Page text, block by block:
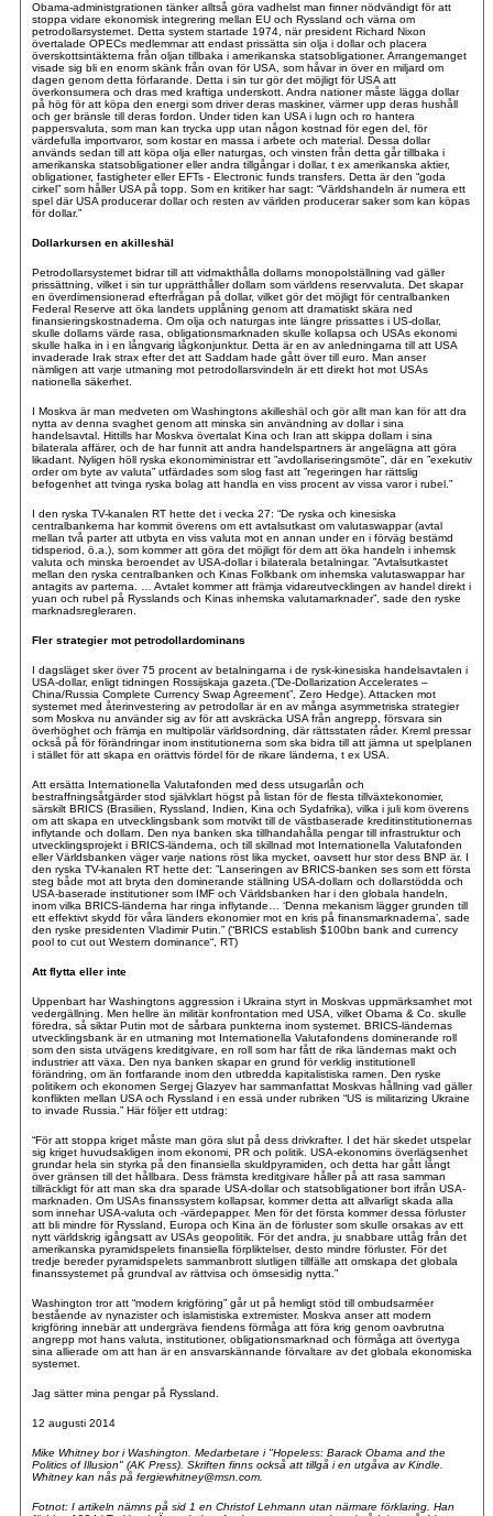
Obama-administgrationen tänker alltså göra vadhelst man finner nödvändigt för att
stoppa vidare ekonomisk integrering mellan EU och Ryssland och värna om
petrodollarsystemet. Detta system startade 1974, när president Richard Nixon
övertalade OPECs medlemmar att endast prissätta sin olja i dollar och placera
överskottsintäkterna från oljan tillbaka i amerikanska statsobligationer. Arrangemanget
visade sig bli en enorm skänk från ovan för USA, som håvar in över en miljard om
dagen genom detta förfarande. Detta i sin tur gör det möjligt för USA att
överkonsumera och dras med kraftiga underskott. Andra nationer måste lägga dollar
på hög för att köpa den energi som driver deras maskiner, värmer upp deras hushåll
och ger bränsle till deras fordon. Under tiden kan USA i lugn och ro hantera
pappersvaluta, som man kan trycka upp utan någon kostnad för egen del, för
värdefulla importvaror, som kostar en massa i arbete och material. Dessa dollar
används sedan till att köpa olja eller naturgas, och vinsten från detta går tillbaka i
amerikanska statsobligationer eller andra tillgångar i dollar, t ex amerikanska aktier,
obligationer, fastigheter eller EFTs - Electronic funds transfers. Detta är den “goda
cirkel” som håller USA på topp. Som en kritiker har sagt: “Världshandeln är numera ett
spel där USA producerar dollar och resten av världen producerar saker som kan köpas
för dollar.”
Dollarkursen en akilleshäl
Petrodollarsystemet bidrar till att vidmakthålla dollarns monopolställning vad gäller
prissättning, vilket i sin tur upprätthåller dollarn som världens reservvaluta. Det skapar
en överdimensionerad efterfrågan på dollar, vilket gör det möjligt för centralbanken
Federal Reserve att öka landets upplåning genom att dramatiskt skära ned
finansieringskostnaderna. Om olja och naturgas inte längre prissattes i US-dollar,
skulle dollarns värde rasa, obligationsmarknaden skulle kollapsa och USAs ekonomi
skulle halka in i en långvarig lågkonjunktur. Detta är en av anledningarna till att USA
invaderade Irak strax efter det att Saddam hade gått över till euro. Man anser
nämligen att varje utmaning mot petrodollarsvindeln är ett direkt hot mot USAs
nationella säkerhet.
I Moskva är man medveten om Washingtons akilleshäl och gör allt man kan för att dra
nytta av denna svaghet genom att minska sin användning av dollar i sina
handelsavtal. Hittills har Moskva övertalat Kina och Iran att skippa dollarn i sina
bilaterala affärer, och de har funnit att andra handelspartners är angelägna att göra
likadant. Nyligen höll ryska ekonomiministrar ett ”avdollariseringsmöte”, där en ”exekutiv
order om byte av valuta” utfärdades som slog fast att ”regeringen har rättslig
befogenhet att tvinga ryska bolag att handla en viss procent av vissa varor i rubel.”
I den ryska TV-kanalen RT hette det i vecka 27: “De ryska och kinesiska
centralbankerna har kommit överens om ett avtalsutkast om valutaswappar (avtal
mellan två parter att utbyta en viss valuta mot en annan under en i förväg bestämd
tidsperiod, ö.a.), som kommer att göra det möjligt för dem att öka handeln i inhemsk
valuta och minska beroendet av USA-dollar i bilaterala betalningar. ”Avtalsutkastet
mellan den ryska centralbanken och Kinas Folkbank om inhemska valutaswappar har
antagits av parterna. … Avtalet kommer att främja vidareutvecklingen av handel direkt i
yuan och rubel på Rysslands och Kinas inhemska valutamarknader”, sade den ryske
marknadsregleraren.
Fler strategier mot petrodollardominans
I dagsläget sker över 75 procent av betalningarna i de rysk-kinesiska handelsavtalen i
USA-dollar, enligt tidningen Rossijskaja gazeta.(”De-Dollarization Accelerates –
China/Russia Complete Currency Swap Agreement”, Zero Hedge). Attacken mot
systemet med återinvestering av petrodollar är en av många asymmetriska strategier
som Moskva nu använder sig av för att avskräcka USA från angrepp, försvara sin
överhöghet och främja en multipolär världsordning, där rättsstaten råder. Kreml pressar
också på för förändringar inom institutionerna som ska bidra till att jämna ut spelplanen
i stället för att skapa en orättvis fördel för de rikare länderna, t ex USA.
Att ersätta Internationella Valutafonden med dess utsugarlån och
bestraffningsåtgärder stod självklart högst på listan för de flesta tillväxtekonomier,
särskilt BRICS (Brasilien, Ryssland, Indien, Kina och Sydafrika), vilka i juli kom överens
om att skapa en utvecklingsbank som motvikt till de västbaserade kreditinstitutionernas
inflytande och dollarn. Den nya banken ska tillhandahålla pengar till infrastruktur och
utvecklingsprojekt i BRICS-länderna, och till skillnad mot Internationella Valutafonden
eller Världsbanken väger varje nations röst lika mycket, oavsett hur stor dess BNP är. I
den ryska TV-kanalen RT hette det: ”Lanseringen av BRICS-banken ses som ett första
steg både mot att bryta den dominerande ställning USA-dollarn och dollarstödda och
USA-baserade institutioner som IMF och Världsbanken har i den globala handeln,
inom vilka BRICS-länderna har ringa inflytande… ‘Denna mekanism lägger grunden till
ett effektivt skydd för våra länders ekonomier mot en kris på finansmarknaderna’, sade
den ryske presidenten Vladimir Putin.” (“BRICS establish $100bn bank and currency
pool to cut out Western dominance“, RT)
Att flytta eller inte
Uppenbart har Washingtons aggression i Ukraina styrt in Moskvas uppmärksamhet mot
vedergällning. Men hellre än militär konfrontation med USA, vilket Obama & Co. skulle
föredra, så siktar Putin mot de sårbara punkterna inom systemet. BRICS-ländernas
utvecklingsbank är en utmaning mot Internationella Valutafondens dominerande roll
som den sista utvägens kreditgivare, en roll som har fått de rika ländernas makt och
industrier att växa. Den nya banken skapar en grund för verklig institutionell
förändring, om än fortfarande inom den utbredda kapitalistiska ramen. Den ryske
politikern och ekonomen Sergej Glazyev har sammanfattat Moskvas hållning vad gäller
konflikten mellan USA och Ryssland i en essä under rubriken “US is militarizing Ukraine
to invade Russia.” Här följer ett utdrag:
“För att stoppa kriget måste man göra slut på dess drivkrafter. I det här skedet utspelar
sig kriget huvudsakligen inom ekonomi, PR och politik. USA-ekonomins överlägsenhet
grundar hela sin styrka på den finansiella skuldpyramiden, och detta har gått långt
över gränsen till det hållbara. Dess främsta kreditgivare håller på att rasa samman
tillräckligt för att man ska dra sparade USA-dollar och statsobligationer bort ifrån USA-
marknaden. Om USAs finanssystem kollapsar, kommer detta att allvarligt skada alla
som innehar USA-valuta och -värdepapper. Men för det första kommer dessa förluster
att bli mindre för Ryssland, Europa och Kina än de förluster som skulle orsakas av ett
nytt världskrig igångsatt av USAs geopolitik. För det andra, ju snabbare uttåg från det
amerikanska pyramidspelets finansiella förpliktelser, desto mindre förluster. För det
tredje bereder pyramidspelets sammanbrott slutligen tillfälle att omskapa det globala
finanssystemet på grundval av rättvisa och ömsesidig nytta.”
Washington tror att “modern krigföring” går ut på hemligt stöd till ombudsarméer
bestående av nynazister och islamistiska extremister. Moskva anser att modern
krigföring innebär att undergräva fiendens förmåga att föra krig genom oavbrutna
angrepp mot hans valuta, institutioner, obligationsmarknad och förmåga att övertyga
sina allierade om att han är en ansvarskännande förvaltare av det globala ekonomiska
systemet.
Jag sätter mina pengar på Ryssland.
12 augusti 2014
Mike Whitney bor i Washington. Medarbetare i "Hopeless: Barack Obama and the
Politics of Illusion" (AK Press). Skriften finns också att tillgå i en utgåva av Kindle.
Whitney kan nås på fergiewhitney@msn.com.
Fotnot: I artikeln nämns på sid 1 en Christof Lehmann utan närmare förklaring. Han